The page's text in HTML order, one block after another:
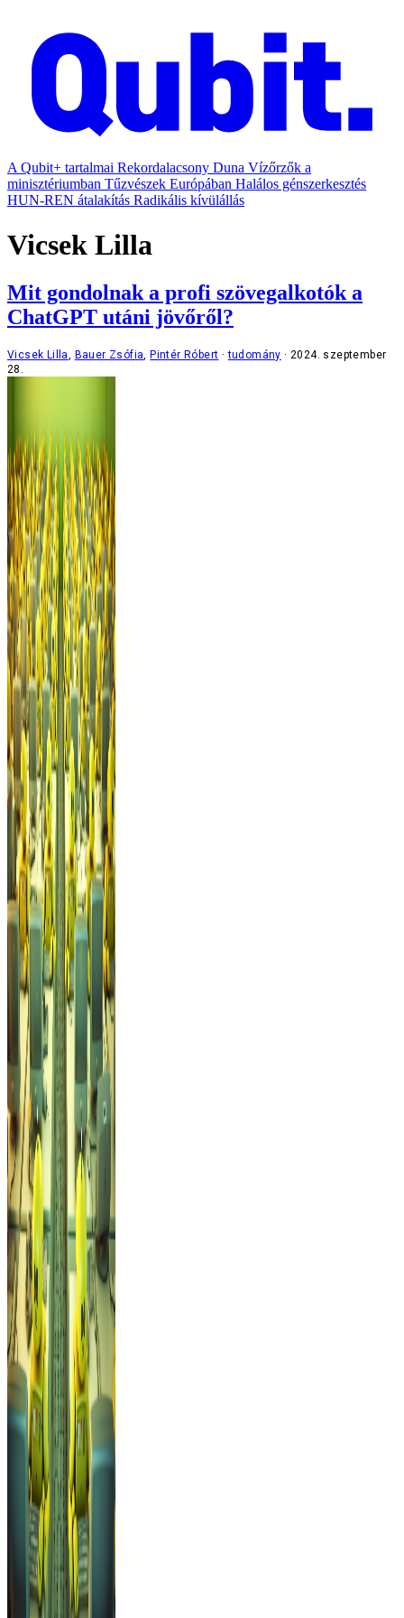
A Qubit+ tartalmai Rekordalacsony Duna Vízőrzők a
minisztériumban Tűzvészek Európában Halálos génszerkesztés
HUN-REN átalakítás Radikális kívülállás
Vicsek Lilla
Mit gondolnak a profi szövegalkotók a
ChatGPT utáni jövőről?
Vicsek Lilla, Bauer Zsófia, Pintér Róbert tudomány
2024. szeptember
28.